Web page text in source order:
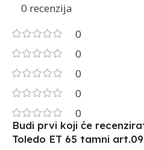
0 recenzija
0
0
0
0
0
Budi prvi koji će
Toledo ET 65 tamni